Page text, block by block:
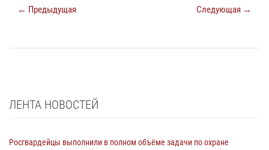
← Предыдущая Следующая →
ЛЕНТА НОВОСТЕЙ
Росгвардейцы выполнили в полном объёме задачи по охране